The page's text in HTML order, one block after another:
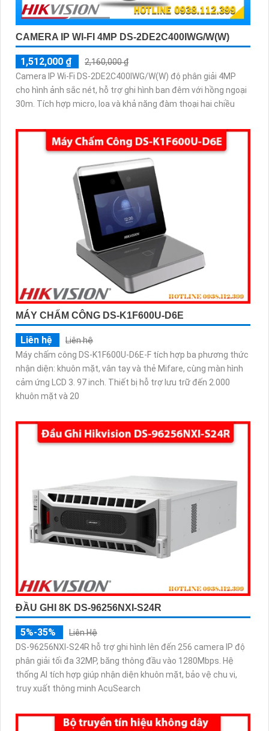
CAMERA IP WI-FI 4MP DS-2DE2C400IWG/W(W)
1,512,000 ₫
2,160,000 ₫
Camera IP Wi-Fi DS-2DE2C400IWG/W(W) độ phân giải 4MP
cho hình ảnh sắc nét, hỗ trợ ghi hình ban đêm với hồng ngoại
30m. Tích hợp micro, loa và khả năng đàm thoại hai chiều
MÁY CHẤM CÔNG DS-K1F600U-D6E
Liên hệ
Liên hệ
Máy chấm công DS-K1F600U-D6E-F tích hợp ba phương thức
nhận diện: khuôn mặt, vân tay và thẻ Mifare, cùng màn hình
cảm ứng LCD 3. 97 inch. Thiết bị hỗ trợ lưu trữ đến 2.000
khuôn mặt và 20
ĐẦU GHI 8K DS-96256NXI-S24R
5%-35%
Liên Hệ
DS-96256NXI-S24R hỗ trợ ghi hình lên đến 256 camera IP độ
phân giải tối đa 32MP, băng thông đầu vào 1280Mbps. Hệ
thống AI tích hợp giúp nhận diện khuôn mặt, bảo vệ chu vi,
truy xuất thông minh AcuSearch